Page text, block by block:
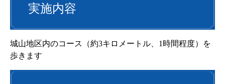
実施内容
城山地区内のコース（約3キロメートル、1時間程度）を
歩きます